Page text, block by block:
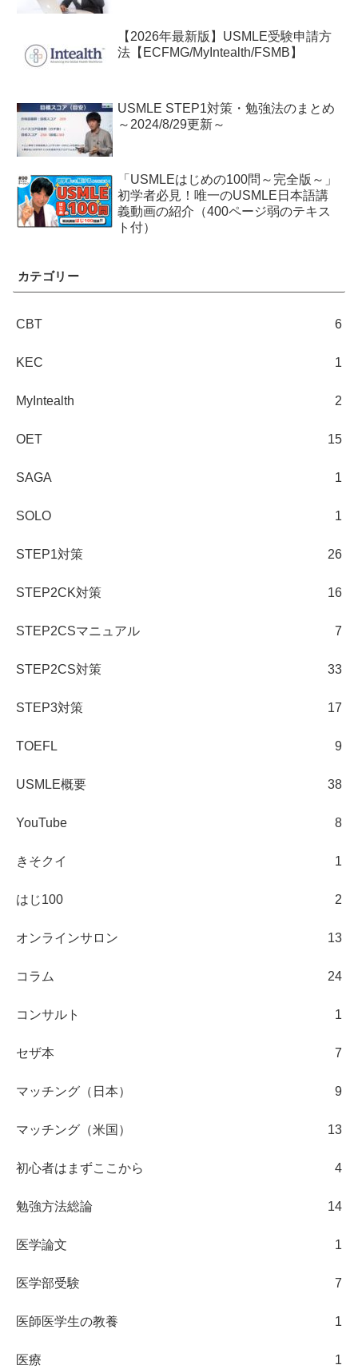
【2026年最新版】USMLE受験申請方
法【ECFMG/MyIntealth/FSMB】
USMLE STEP1対策・勉強法のまとめ
～2024/8/29更新～
「USMLEはじめの100問～完全版～」
初学者必見！唯一のUSMLE日本語講
義動画の紹介（400ページ弱のテキス
ト付）
カテゴリー
CBT 6
KEC 1
MyIntealth 2
OET 15
SAGA 1
SOLO 1
STEP1対策 26
STEP2CK対策 16
STEP2CSマニュアル 7
STEP2CS対策 33
STEP3対策 17
TOEFL 9
USMLE概要 38
YouTube 8
きそクイ 1
はじ100 2
オンラインサロン 13
コラム 24
コンサルト 1
セザ本 7
マッチング（日本） 9
マッチング（米国） 13
初心者はまずここから 4
勉強方法総論 14
医学論文 1
医学部受験 7
医師医学生の教養 1
医療 1